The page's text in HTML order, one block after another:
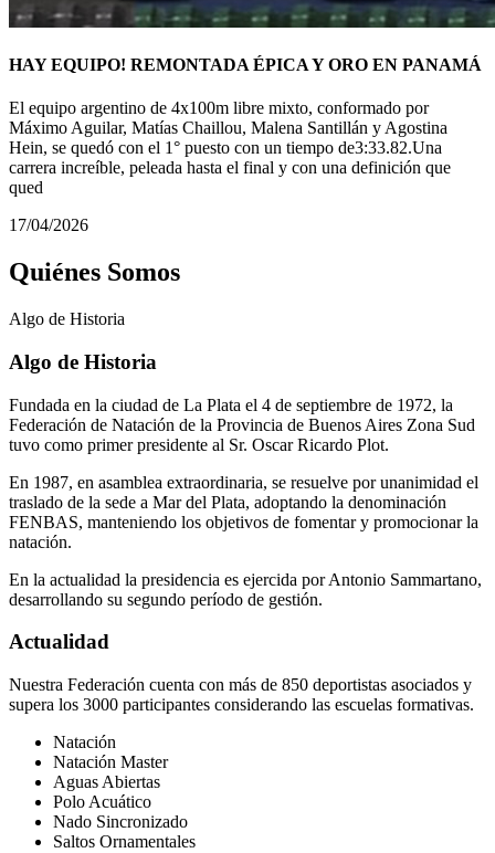
HAY EQUIPO! REMONTADA ÉPICA Y ORO EN PANAMÁ
El equipo argentino de 4x100m libre mixto, conformado por
Máximo Aguilar, Matías Chaillou, Malena Santillán y Agostina
Hein, se quedó con el 1° puesto con un tiempo de3:33.82.Una
carrera increíble, peleada hasta el final y con una definición que
qued
17/04/2026
Quiénes Somos
Algo de Historia
Algo de Historia
Fundada en la ciudad de La Plata el 4 de septiembre de 1972, la
Federación de Natación de la Provincia de Buenos Aires Zona Sud
tuvo como primer presidente al Sr. Oscar Ricardo Plot.
En 1987, en asamblea extraordinaria, se resuelve por unanimidad el
traslado de la sede a Mar del Plata, adoptando la denominación
FENBAS, manteniendo los objetivos de fomentar y promocionar la
natación.
En la actualidad la presidencia es ejercida por Antonio Sammartano,
desarrollando su segundo período de gestión.
Actualidad
Nuestra Federación cuenta con más de 850 deportistas asociados y
supera los 3000 participantes considerando las escuelas formativas.
Natación
Natación Master
Aguas Abiertas
Polo Acuático
Nado Sincronizado
Saltos Ornamentales